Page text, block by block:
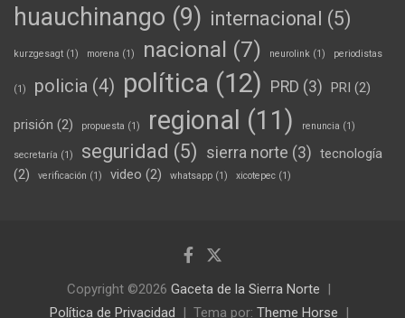
huauchinango (9) internacional (5)
kurzgesagt (1) morena (1) nacional (7) neurolink (1) periodistas
(1) policia (4) política (12) PRD (3) PRI (2)
prisión (2) propuesta (1) regional (11) renuncia (1)
secretaría (1) seguridad (5) sierra norte (3) tecnología
(2)
verificación (1) video (2) whatsapp (1) xicotepec (1)
Copyright ©2026 Gaceta de la Sierra Norte
Política de Privacidad
Tema por: Theme Horse